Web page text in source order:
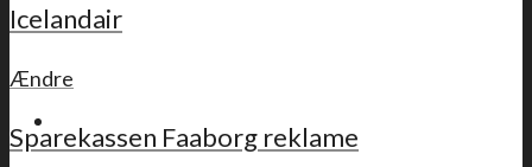
For medlemmer
Icelandair
Ændre
Sparekassen Faaborg reklame